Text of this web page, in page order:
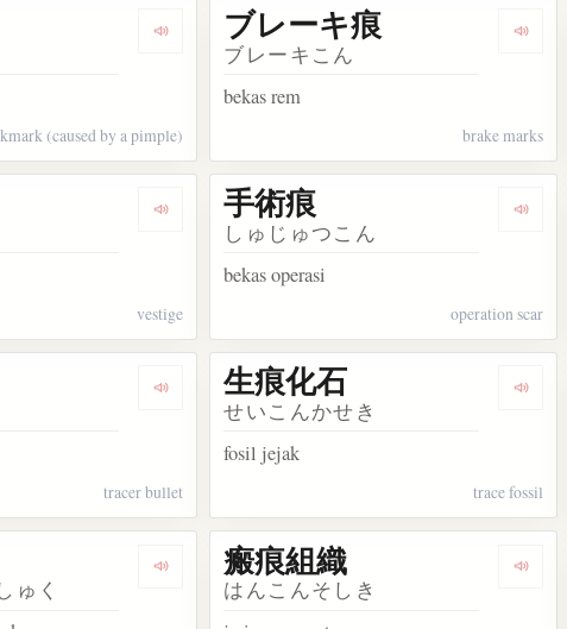
Dengarkan kosakata ニキビ跡
(caused by a pimple)
ブレーキ痕
ブレーキこん
bekas rem
brake marks
Dengarkan kosakata 残痕
vestige
手術痕
しゅじゅつこん
bekas operasi
operation scar
Dengarkan kosakata 曳痕弾
tracer bullet
生痕化石
せいこんかせき
fosil jejak
trace fossil
Dengarkan kosakata 瘢痕拘縮
ゅく
瘢痕組織
はんこんそしき